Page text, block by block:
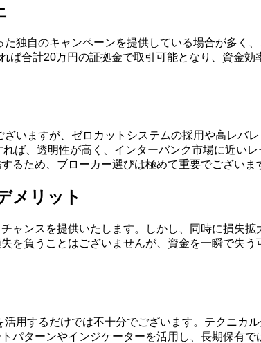
独自のキャンペーンを提供している場合が多く
ば合計20万円の証拠金で取引可能となり、資金
いますが、ゼロカットシステムの採用や高レバ
ば、透明性が高く、インターバンク市場に近い
るため、ブローカー選びは極めて重要でございま
メリット
ャンスを提供いたします。しかし、同時に損失
を負うことはございませんが、資金を一瞬で失
用するだけでは不十分でございます。テクニカ
パターンやインジケーターを活用し、長期保有